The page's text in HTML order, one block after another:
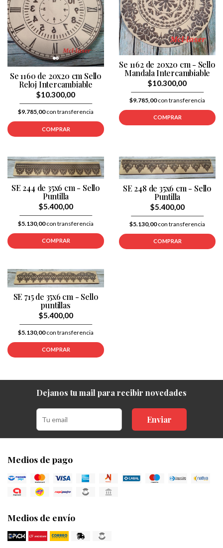
Se 1160 de 20x20 cm Sello
Reloj Intercambiable
$10.300,00
$9.785,00con transferencia
COMPRAR
Se 1162 de 20x20 cm - Sello
Mandala Intercambiable
$10.300,00
$9.785,00con transferencia
COMPRAR
SE 244 de 35x6 cm - Sello
Puntilla
$5.400,00
$5.130,00con transferencia
COMPRAR
SE 248 de 35x6 cm - Sello
Puntilla
$5.400,00
$5.130,00con transferencia
COMPRAR
SE 715 de 35x6 cm - Sello
puntillas
$5.400,00
$5.130,00con transferencia
COMPRAR
Dejanos tu mail para recibir novedades
Enviar
Medios de pago
Medios de envío